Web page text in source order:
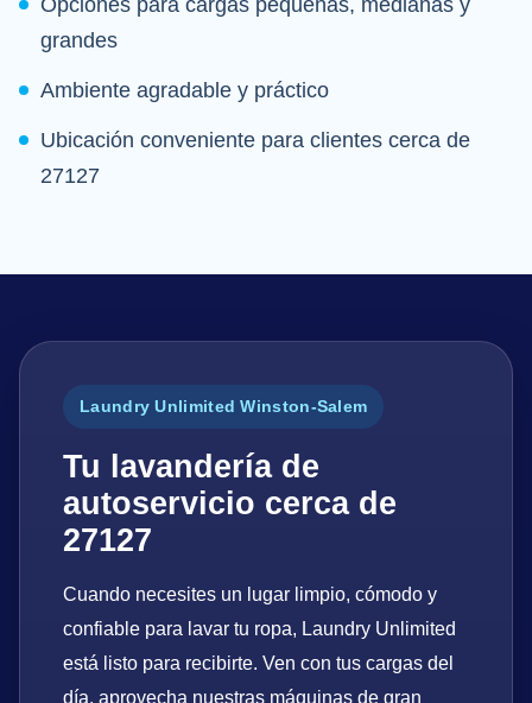
Opciones para cargas pequeñas, medianas y
grandes
Ambiente agradable y práctico
Ubicación conveniente para clientes cerca de
27127
Laundry Unlimited Winston-Salem
Tu lavandería de
autoservicio cerca de
27127
Cuando necesites un lugar limpio, cómodo y
confiable para lavar tu ropa, Laundry Unlimited
está listo para recibirte. Ven con tus cargas del
día, aprovecha nuestras máquinas de gran